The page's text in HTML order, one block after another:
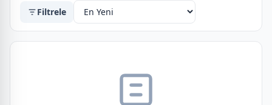
Filtrele